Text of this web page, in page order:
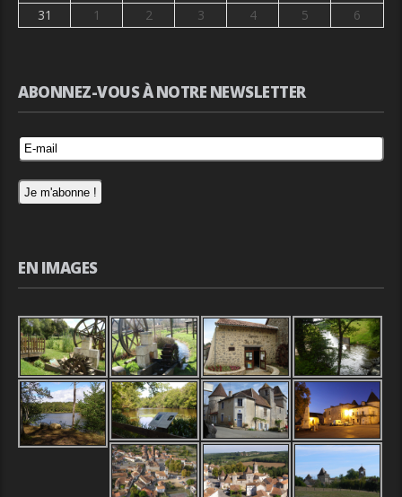
31
1 2 3 4 5 6
ABONNEZ-VOUS À NOTRE NEWSLETTER
EN IMAGES